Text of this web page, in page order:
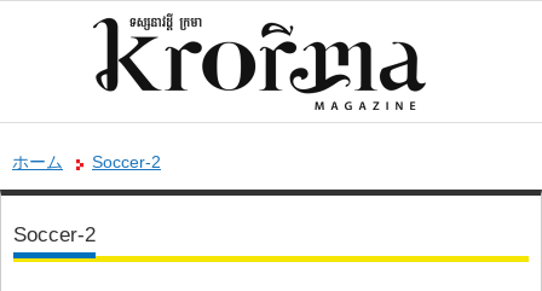
ホーム Soccer-2
Soccer-2